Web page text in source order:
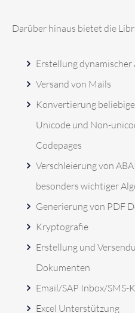
Darüber hinaus bietet die
Erstellung dynamischer
Versand von Mails
Konvertierung
Unicode und Non-
Codepages
Verschleierung von
besonders wichtiger
Generierung von PDF
Kryptografie
Erstellung und
Dokumenten
Email/SAP Inbox/SMS-
Excel Unterstützung